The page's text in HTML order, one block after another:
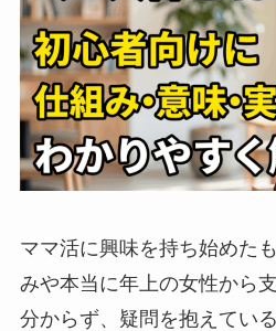
ママ活に興味を持ち始めた
みや本当に年上の女性から
分からず、疑問を抱えてい